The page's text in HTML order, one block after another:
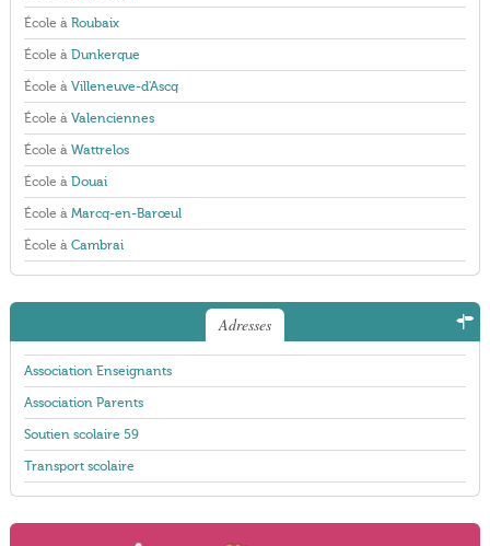
École à Roubaix
École à Dunkerque
École à Villeneuve-d'Ascq
École à Valenciennes
École à Wattrelos
École à Douai
École à Marcq-en-Barœul
École à Cambrai
Adresses
Association Enseignants
Association Parents
Soutien scolaire 59
Transport scolaire